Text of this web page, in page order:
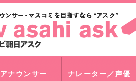
アナウンサー ナレーター／声優